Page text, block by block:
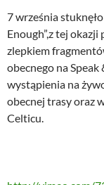
7 września
Enough”,z tej
zlepkiem
obecnego na
wystąpienia na
obecnej trasy oraz
Celticu.